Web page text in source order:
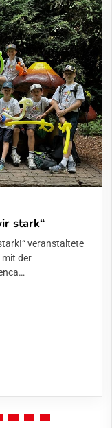
stark“
veranstaltete
mit der